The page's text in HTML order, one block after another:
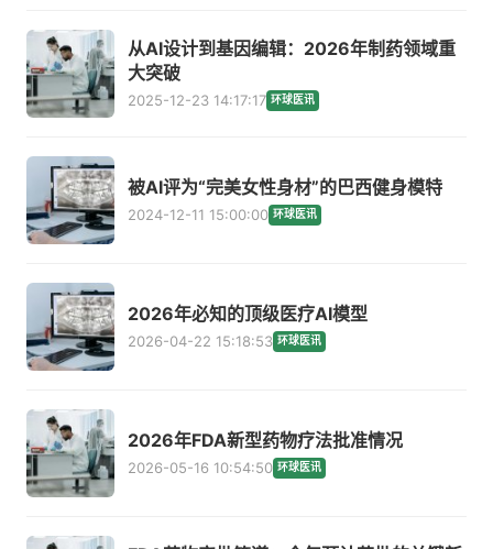
从AI设计到基因编辑：2026年制药领域重
大突破
2025-12-23 14:17:17 环球医讯
被AI评为“完美女性身材”的巴西健身模特
2024-12-11 15:00:00 环球医讯
2026年必知的顶级医疗AI模型
2026-04-22 15:18:53 环球医讯
2026年FDA新型药物疗法批准情况
2026-05-16 10:54:50 环球医讯